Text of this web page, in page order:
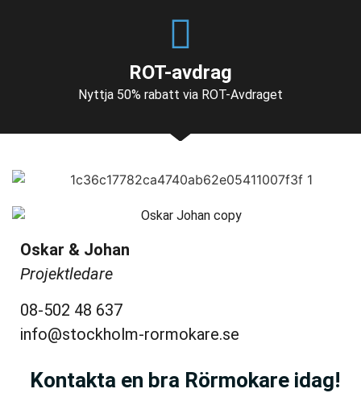
ROT-avdrag
Nyttja 50% rabatt via ROT-Avdraget
Oskar & Johan
Projektledare
08-502 48 637
info@stockholm-rormokare.se
Kontakta en bra Rörmokare idag!